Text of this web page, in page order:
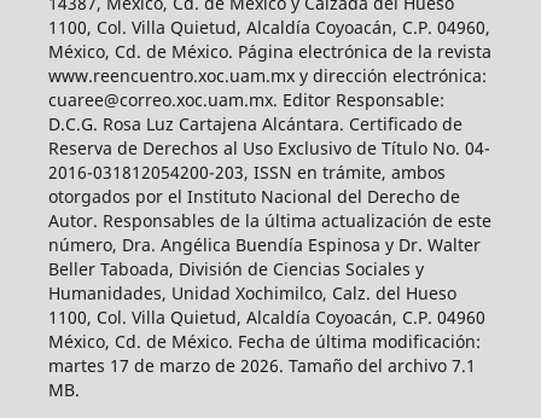
1100, Col. Villa Quietud, Alcaldía Coyoacán, C.P. 04960,
México, Cd. de México. Página electrónica de la revista
www.reencuentro.xoc.uam.mx y dirección electrónica:
cuaree@correo.xoc.uam.mx. Editor Responsable:
D.C.G. Rosa Luz Cartajena Alcántara. Certificado de
Reserva de Derechos al Uso Exclusivo de Título No. 04-
2016-031812054200-203, ISSN en trámite, ambos
otorgados por el Instituto Nacional del Derecho de
Autor. Responsables de la última actualización de este
número, Dra. Angélica Buendía Espinosa y Dr. Walter
Beller Taboada, División de Ciencias Sociales y
Humanidades, Unidad Xochimilco, Calz. del Hueso
1100, Col. Villa Quietud, Alcaldía Coyoacán, C.P. 04960
México, Cd. de México. Fecha de última modificación:
martes 17 de marzo de 2026. Tamaño del archivo 7.1
MB.